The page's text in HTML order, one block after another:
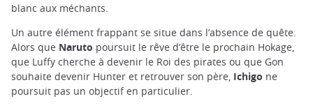
blanc aux méchants.
Un autre élément frappant se situe dans l’absence de quête.
Alors que Naruto poursuit le rêve d’être le prochain Hokage,
que Luffy cherche à devenir le Roi des pirates ou que Gon
souhaite devenir Hunter et retrouver son père, Ichigo ne
poursuit pas un objectif en particulier.